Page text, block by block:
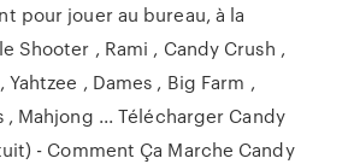
pour jouer au bureau, à la
Shooter , Rami , Candy Crush ,
, Dames , Big Farm ,
, Mahjong ... Télécharger Candy
- Comment Ça Marche Candy